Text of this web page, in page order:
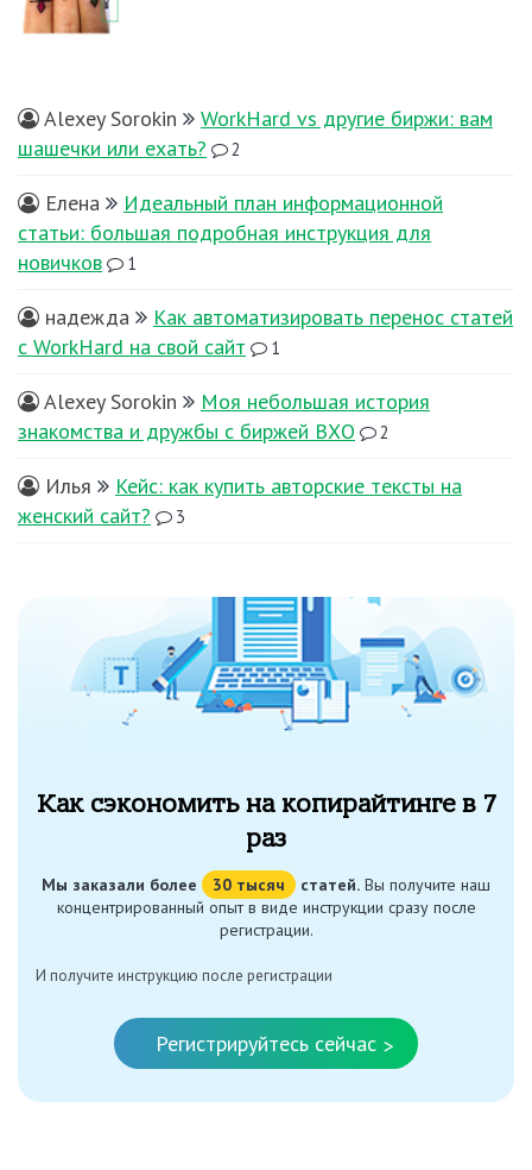
Alexey Sorokin
WorkHard vs другие биржи: вам
шашечки или ехать?
2
Елена
Идеальный план информационной
статьи: большая подробная инструкция для
новичков
1
надежда
Как автоматизировать перенос статей
с WorkHard на свой сайт
1
Alexey Sorokin
Моя небольшая история
знакомства и дружбы с биржей ВХО
2
Илья
Кейс: как купить авторские тексты на
женский сайт?
3
Как сэкономить на копирайтинге в 7
раз
Мы заказали более 30 тысяч статей. Вы получите наш
концентрированный опыт в виде инструкции сразу после
регистрации.
И получите инструкцию после регистрации
Регистрируйтесь сейчас >